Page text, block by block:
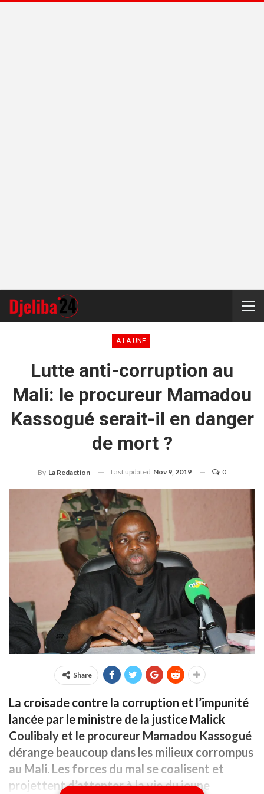
A LA UNE
Lutte anti-corruption au
Mali: le procureur Mamadou
Kassogué serait-il en danger
de mort ?
By La Redaction Last updated Nov 9, 2019 0
Share
La croisade contre la corruption et l’impunité
lancée par le ministre de la justice Malick
Coulibaly et le procureur Mamadou Kassogué
dérange beaucoup dans les milieux corrompus
au Mali. Les forces du mal se coalisent et
projettent d’attenter à la vie du jeune